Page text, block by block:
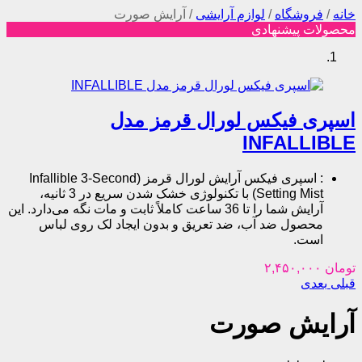
/ لوازم آرایشی / آرایش صورت
فیکس لورال قرمز مدل
اسپری فیکس آرایش لورال قرمز (Infallible 3-Second
Setting Mist) با تکنولوژی خشک شدن سریع در 3 ثانیه،
آرایش شما را تا 36 ساعت کاملاً ثابت و مات نگه می‌دارد. این
ضد آب، ضد تعریق و بدون ایجاد لک روی لباس
صورت